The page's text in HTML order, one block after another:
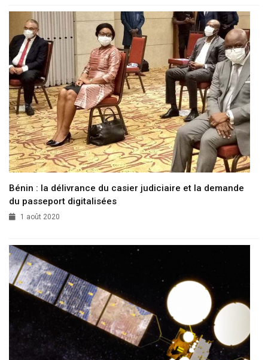
Bénin : la délivrance du casier judiciaire et la demande
du passeport digitalisées
1 août 2020